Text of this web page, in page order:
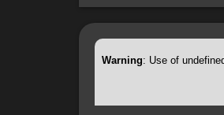
Warning: Use of